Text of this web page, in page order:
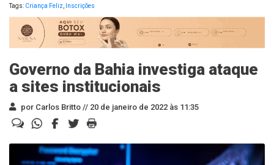
Tags: Criança Feliz, Inscrições
Governo da Bahia investiga ataque
a sites institucionais
por Carlos Britto // 20 de janeiro de 2022 às 11:35